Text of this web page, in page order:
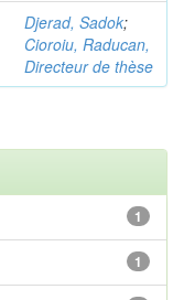
Djerad, Sadok;
Cioroiu, Raducan,
Directeur de thèse
1
1